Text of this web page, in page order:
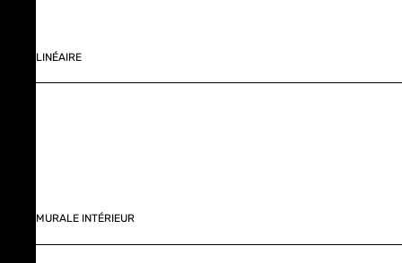
LINÉAIRE
MURALE INTÉRIEUR